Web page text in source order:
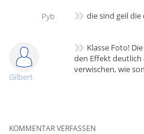
Pyb » die sind geil die
Gilbert
» Klasse Foto!
den Effekt
verwischen, wie
KOMMENTAR VERFASSEN